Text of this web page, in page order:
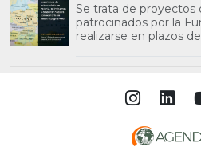
Se trata de proyectos
patrocinados por la
realizarse en plazos